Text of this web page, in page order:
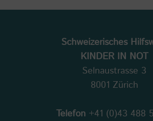
Schweizerisches
KINDER IN NOT
Selnaustrasse 3
8001 Zürich
Telefon +41 (0)43 488